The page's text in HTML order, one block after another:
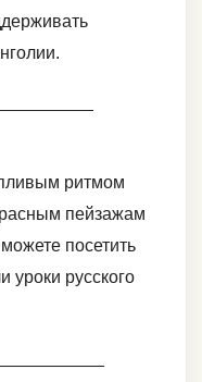
ритмом
пейзажам
посетить
уроки русского